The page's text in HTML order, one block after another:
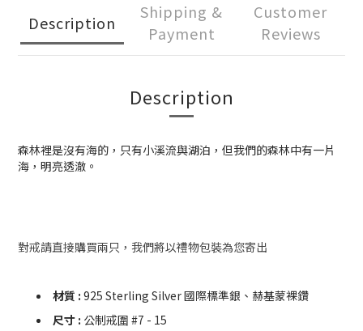
Description
Shipping &
Payment
Customer
Reviews
Description
森林裡是沒有海的，只有小溪流與湖泊，但我們的森林中有一片
海，明亮透澈。
對戒請直接購買兩只，我們將以禮物包裝為您寄出
材質 : 925 Sterling Silver國際標準銀 、赫基蒙裸鑽
尺寸 : 公制戒圍 #7 - 15